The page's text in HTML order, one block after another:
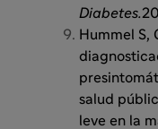
Diabetes.
Hummel S,
salud
leve en la